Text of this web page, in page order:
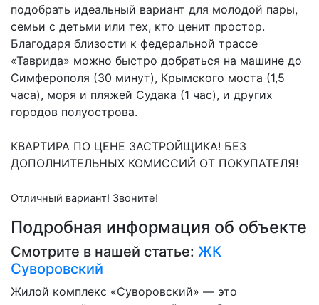
подобрать идеальный вариант для молодой пары,
семьи с детьми или тех, кто ценит простор.
Благодаря близости к федеральной трассе
«Таврида» можно быстро добраться на машине до
Симферополя (30 минут), Крымского моста (1,5
часа), моря и пляжей Судака (1 час), и других
городов полуострова.
КВАРТИРА ПО ЦЕНЕ ЗАСТРОЙЩИКА! БЕЗ
ДОПОЛНИТЕЛЬНЫХ КОМИССИЙ ОТ ПОКУПАТЕЛЯ!
Отличный вариант! Звоните!
Подробная информация об объекте
Смотрите в нашей статье: ЖК
Суворовский
Жилой комплекс «Суворовский» — это